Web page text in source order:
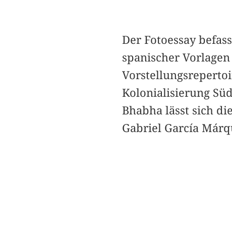
Der Fotoessay
spanischer
Kolonialisierung
Bhabha lässt sich
Gabriel García